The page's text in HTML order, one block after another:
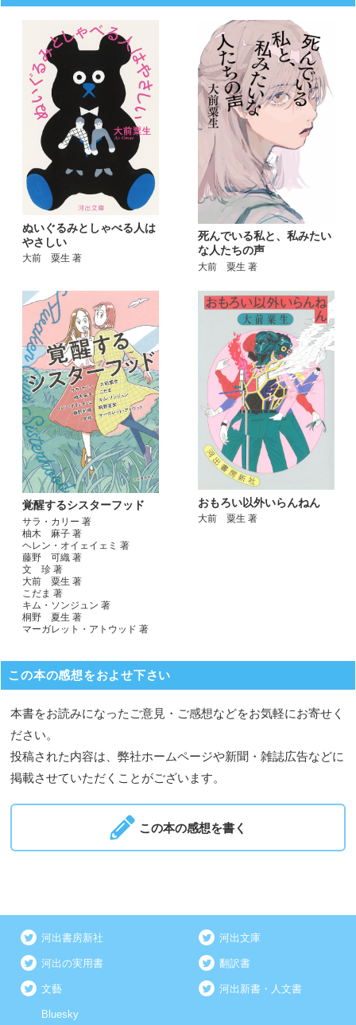
ぬいぐるみとしゃべる人は
やさしい
大前 粟生 著
死んでいる私と、私みたい
な人たちの声
大前 粟生 著
覚醒するシスターフッド
サラ・カリー 著
柚木 麻子 著
ヘレン・オイェイェミ 著
藤野 可織 著
文 珍 著
大前 粟生 著
こだま 著
キム・ソンジュン 著
桐野 夏生 著
マーガレット・アトウッド 著
おもろい以外いらんねん
大前 粟生 著
この本の感想をおよせ下さい
本書をお読みになったご意見・ご感想などをお気軽にお寄せく
ださい。
投稿された内容は、弊社ホームページや新聞・雑誌広告などに
掲載させていただくことがございます。
この本の感想を書く
河出書房新社 河出文庫
河出の実用書 翻訳書
文藝 河出新書・人文書
Bluesky